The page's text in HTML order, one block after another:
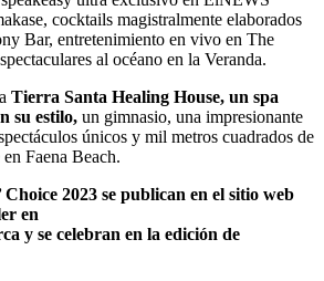
cocktails magistralmente elaborados
Bar, entretenimiento en vivo en The
al océano en la Veranda.
Tierra Santa Healing House, un spa
su estilo, un gimnasio, una impresionante
únicos y mil metros cuadrados de
Faena Beach.
Choice 2023 se publican en el sitio web
en
y se celebran en la edición de